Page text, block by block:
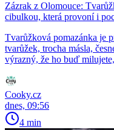
Zázrak z Olomouce:
cibulkou, která provoní i
Tvarůžková pomazánka je
tvarůžek, trocha másla,
výrazný, že ho buď
Cooky.cz
dnes, 09:56
4 min